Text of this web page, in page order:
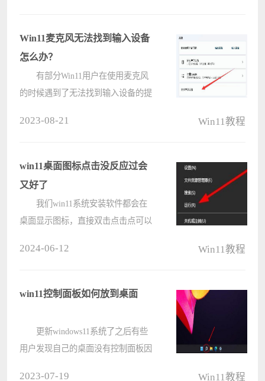
置，本篇教程小编就来为大家介绍一
下具????
Win11麦克风无法找到输入设备
怎么办？
有部分Win11用户在使用麦克风
的时候遇到了无法找到输入设备的提
了就去查看麦克风权限是否开启，下
面一????
2023-08-21 Win11教程
win11桌面图标点击没反应过会
又好了
我们win11系统安装软件都会在
桌面显示图标，直接双击点击点可以
问题，那么今日的win11教程就来为
2024-06-12 Win11教程
win11控制面板如何放到桌面
更新windows11系统了之后有些
用户发现自己的桌面没有控制面板因
2023-07-19 Win11教程